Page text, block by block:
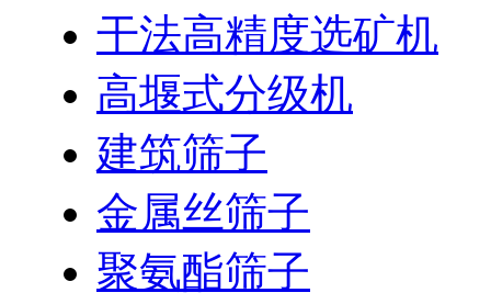
干法高精度选矿机
高堰式分级机
建筑筛子
金属丝筛子
聚氨酯筛子